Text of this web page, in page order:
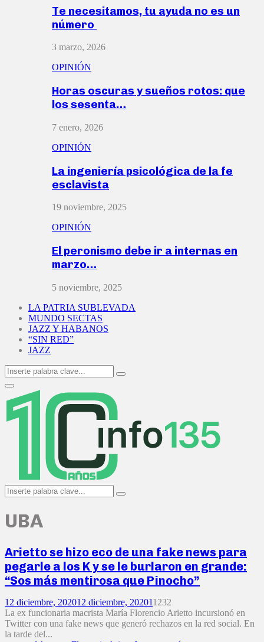
Te necesitamos, tu ayuda no es un
número
3 marzo, 2026
OPINIÓN
Horas oscuras y sueños rotos: que
los sesenta…
7 enero, 2026
OPINIÓN
La ingeniería psicológica de la fe
esclavista
19 noviembre, 2025
OPINIÓN
El peronismo debe ir a internas en
marzo…
5 noviembre, 2025
LA PATRIA SUBLEVADA
MUNDO SECTAS
JAZZ Y HABANOS
“SIN RED”
JAZZ
Search
for:
Search
Primary
Menu
Search
for:
Search
UBA
Arietto se hizo eco de una fake news para
pegarle a los K y se le burlaron en grande:
“Sos más mentirosa que Pinocho”
12 diciembre, 202012 diciembre, 202011232
La ex funcionaria macrista María Florencio Arietto incursionó en
Twitter con una fake news que generó rechazos en la red social. En
la tarde del...